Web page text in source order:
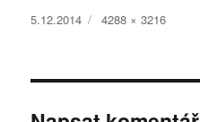
Publikováno:
5.12.2014
Původní
4288 × 3216